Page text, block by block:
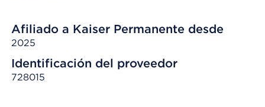
Afiliado a Kaiser Permanente desde
2025
Identificación del proveedor
728015